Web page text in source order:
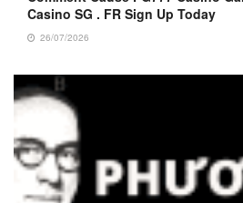
Casino SG . FR Sign Up Today
26/07/2026